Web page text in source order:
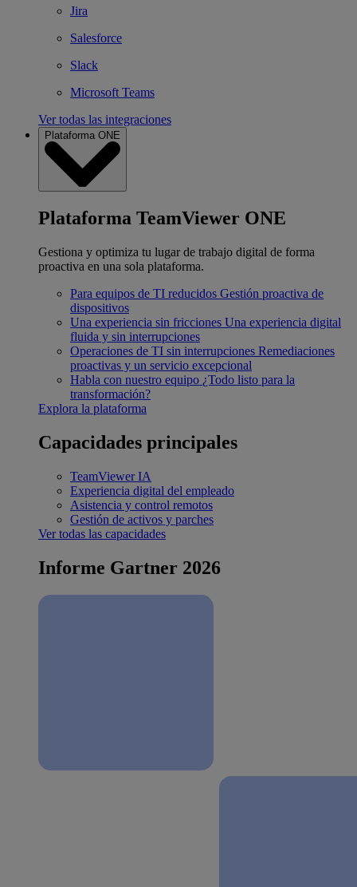
Jira
Salesforce
Slack
Microsoft Teams
Ver todas las integraciones
Plataforma ONE
Plataforma TeamViewer ONE
Gestiona y optimiza tu lugar de trabajo digital de forma
proactiva en una sola plataforma.
Para equipos de TI reducidos Gestión proactiva de
dispositivos
Una experiencia sin fricciones Una experiencia digital
fluida y sin interrupciones
Operaciones de TI sin interrupciones Remediaciones
proactivas y un servicio excepcional
Habla con nuestro equipo ¿Todo listo para la
transformación?
Explora la plataforma
Capacidades principales
TeamViewer IA
Experiencia digital del empleado
Asistencia y control remotos
Gestión de activos y parches
Ver todas las capacidades
Informe Gartner 2026